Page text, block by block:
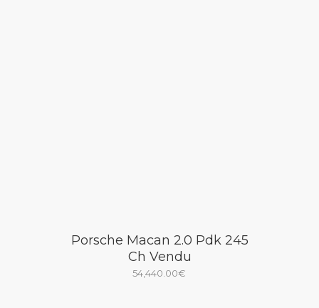
Porsche Macan 2.0 Pdk 245
Ch Vendu
54,440.00€